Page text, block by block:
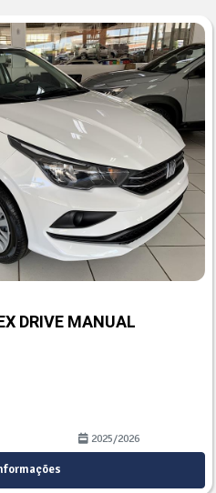
DRIVE MANUAL
2025/2026